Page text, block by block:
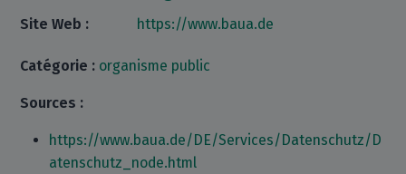
Site Web :
https://www.baua.de
Catégorie : organisme public
Sources :
https://www.baua.de/DE/Services/Datenschutz/D
atenschutz_node.html